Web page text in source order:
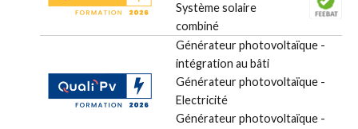
Système solaire
combiné
Générateur photovoltaïque -
intégration au bâti
Générateur photovoltaïque -
Electricité
Générateur photovoltaïque -